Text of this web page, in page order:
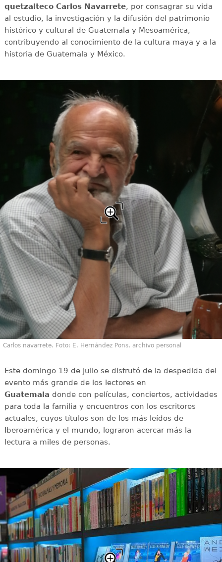
quetzalteco Carlos Navarrete, por consagrar su vida
al estudio, la investigación y la difusión del patrimonio
histórico y cultural de Guatemala y Mesoamérica,
contribuyendo al conocimiento de la cultura maya y a la
historia de Guatemala y México.
Carlos navarrete. Foto: E. Hernández Pons, archivo personal
Este domingo 19 de julio se disfrutó de la despedida del
evento más grande de los lectores en
Guatemala donde con películas, conciertos, actividades
para toda la familia y encuentros con los escritores
actuales, cuyos títulos son de los más leídos de
Iberoamérica y el mundo, lograron acercar más la
lectura a miles de personas.